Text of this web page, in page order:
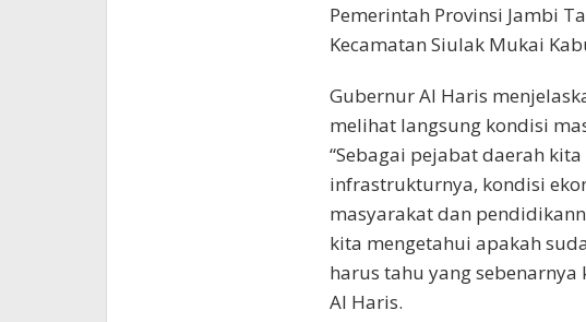
Pemerintah Provinsi Jambi
Kecamatan Siulak Mukai
Gubernur Al Haris
melihat langsung kondisi
“Sebagai pejabat daerah
infrastrukturnya, kondisi
masyarakat dan
kita mengetahui apakah
harus tahu yang
Al Haris.